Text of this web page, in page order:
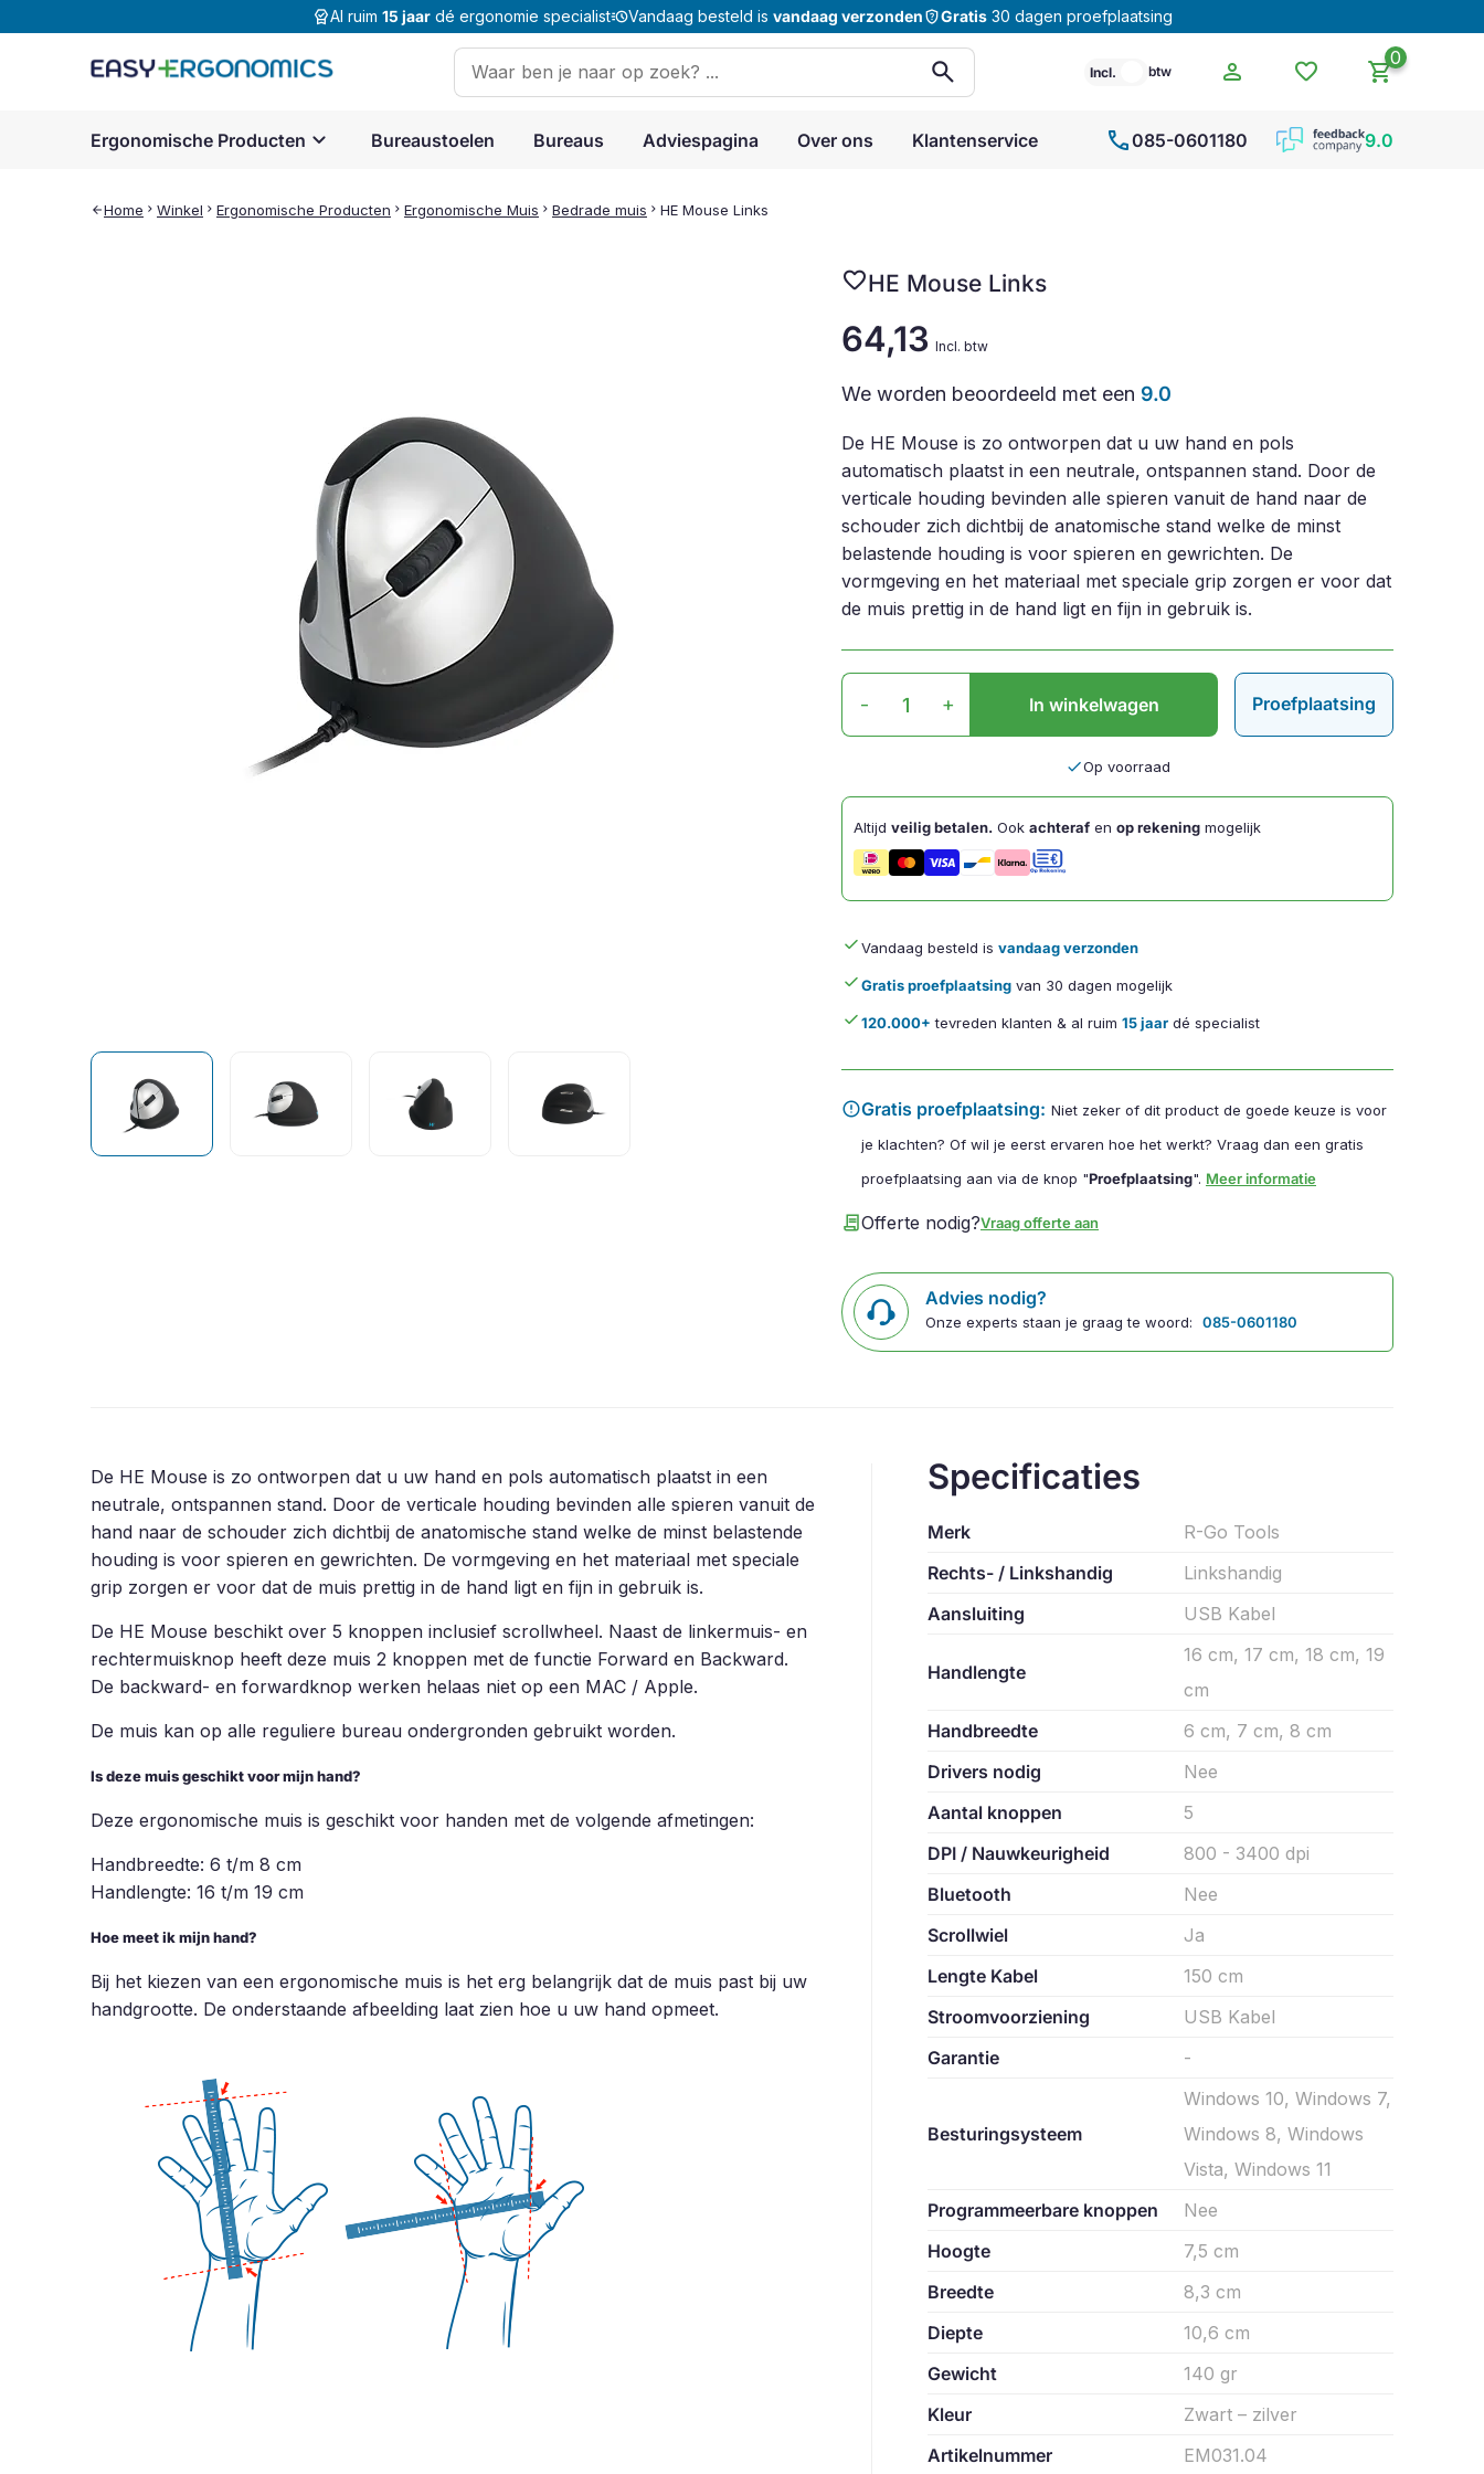
editor_choiceAl ruim 15 jaardé ergonomie specialistacuteVandaag besteld is vandaag verzondenshield_questionGratis30 dagen proefplaatsing
Zoeken
naar:
search Incl. btw person favorite 0
shopping_cart
Ergonomische Producten expand_more Bureaustoelen Bureaus Adviespagina Over ons Klantenservice call085-0601180 9.0
arrow_backHome chevron_right Winkel chevron_right Ergonomische Producten chevron_right Ergonomische Muis chevron_right Bedrade muis chevron_right HE Mouse Links
favoriteHE Mouse Links
64,13 Incl. btw
We worden beoordeeld met een 9.0
De HE Mouse is zo ontworpen dat u uw hand en pols
automatisch plaatst in een neutrale, ontspannen stand. Door de
verticale houding bevinden alle spieren vanuit de hand naar de
schouder zich dichtbij de anatomische stand welke de minst
belastende houding is voor spieren en gewrichten. De
vormgeving en het materiaal met speciale grip zorgen er voor dat
de muis prettig in de hand ligt en fijn in gebruik is.
HE
Mouse
Links
- + In winkelwagen Proefplaatsing
doneOp voorraad
Altijd veilig betalen. Ook achteraf en op rekening mogelijk
doneVandaag besteld is vandaag verzonden
doneGratis proefplaatsing van 30 dagen mogelijk
done120.000+ tevreden klanten & al ruim 15 jaar dé specialist
errorGratis proefplaatsing: Niet zeker of dit product de goede keuze is voor
je klachten? Of wil je eerst ervaren hoe het werkt? Vraag dan een gratis
proefplaatsing aan via de knop "Proefplaatsing". Meer informatie
contractOfferte nodig?Vraag offerte aan
Advies nodig?
Onze experts staan je graag te woord: 085-0601180
De HE Mouse is zo ontworpen dat u uw hand en pols automatisch plaatst in een
neutrale, ontspannen stand. Door de verticale houding bevinden alle spieren vanuit de
hand naar de schouder zich dichtbij de anatomische stand welke de minst belastende
houding is voor spieren en gewrichten. De vormgeving en het materiaal met speciale
grip zorgen er voor dat de muis prettig in de hand ligt en fijn in gebruik is.
De HE Mouse beschikt over 5 knoppen inclusief scrollwheel. Naast de linkermuis- en
rechtermuisknop heeft deze muis 2 knoppen met de functie Forward en Backward.
De backward- en forwardknop werken helaas niet op een MAC / Apple.
De muis kan op alle reguliere bureau ondergronden gebruikt worden.
Is deze muis geschikt voor mijn hand?
Deze ergonomische muis is geschikt voor handen met de volgende afmetingen:
Handbreedte: 6 t/m 8 cm
Handlengte: 16 t/m 19 cm
Hoe meet ik mijn hand?
Bij het kiezen van een ergonomische muis is het erg belangrijk dat de muis past bij uw
handgrootte. De onderstaande afbeelding laat zien hoe u uw hand opmeet.
Specificaties
Merk
R-Go Tools
Rechts- / Linkshandig
Linkshandig
Aansluiting
USB Kabel
Handlengte
16 cm, 17 cm, 18 cm, 19
cm
Handbreedte
6 cm, 7 cm, 8 cm
Drivers nodig
Nee
Aantal knoppen
5
DPI / Nauwkeurigheid
800 - 3400 dpi
Bluetooth
Nee
Scrollwiel
Ja
Lengte Kabel
150 cm
Stroomvoorziening
USB Kabel
Garantie
-
Besturingsysteem
Windows 10, Windows 7,
Windows 8, Windows
Vista, Windows 11
Programmeerbare knoppen
Nee
Hoogte
7,5 cm
Breedte
8,3 cm
Diepte
10,6 cm
Gewicht
140 gr
Kleur
Zwart – zilver
Artikelnummer
EM031.04